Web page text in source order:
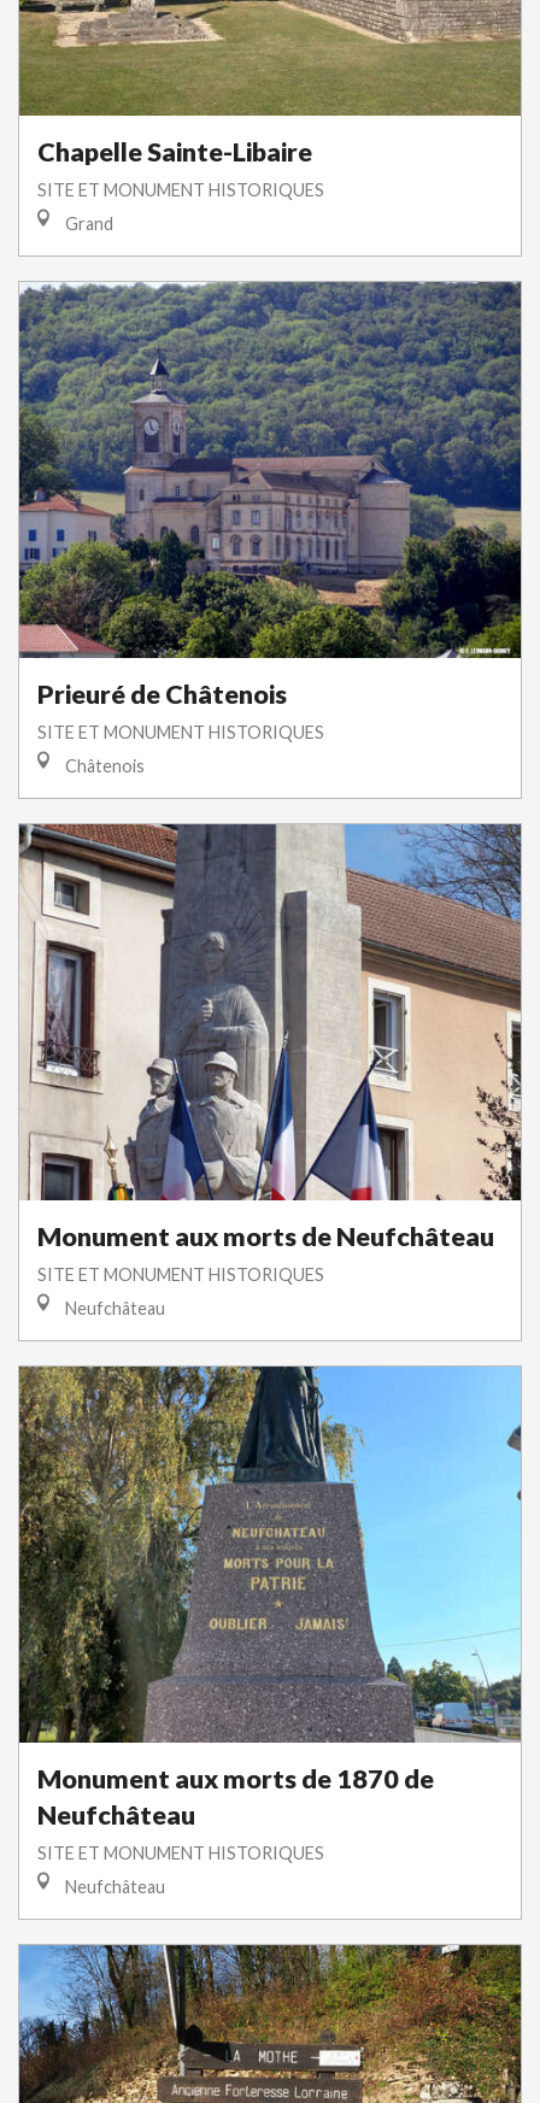
Chapelle Sainte-Libaire
SITE ET MONUMENT HISTORIQUES
Grand
Prieuré de Châtenois
SITE ET MONUMENT HISTORIQUES
Châtenois
Monument aux morts de Neufchâteau
SITE ET MONUMENT HISTORIQUES
Neufchâteau
Monument aux morts de 1870 de
Neufchâteau
SITE ET MONUMENT HISTORIQUES
Neufchâteau